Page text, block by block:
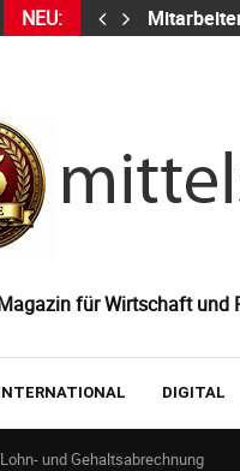
NEU:
für Wirtschaft und
DIGITAL
und Gehaltsabrechnung